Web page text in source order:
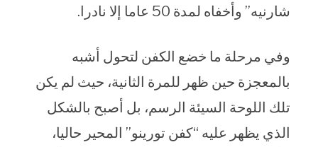
شارنيه” وأخفاه لمدة 50 عاما إلا نادرا.
وفي مرحلة ما خضع الكفن لتحول أشبه
بالمعجزة حين ظهر للمرة الثانية، حيث لم يكن
تلك اللوحة السيئة الرسم، بل أصبح بالشكل
الذي يظهر عليه “كفن تورينو” المحير حاليا،